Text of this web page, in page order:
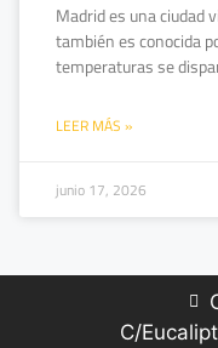
Madrid es una ciudad
también es conocida
temperaturas se
LEER MÁS »
junio 17, 2026
C/